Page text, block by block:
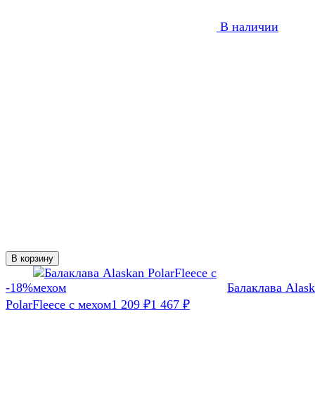
В наличии
В корзину
-18%
Балаклава
PolarFleece с мехом1 209 ₽1 467 ₽